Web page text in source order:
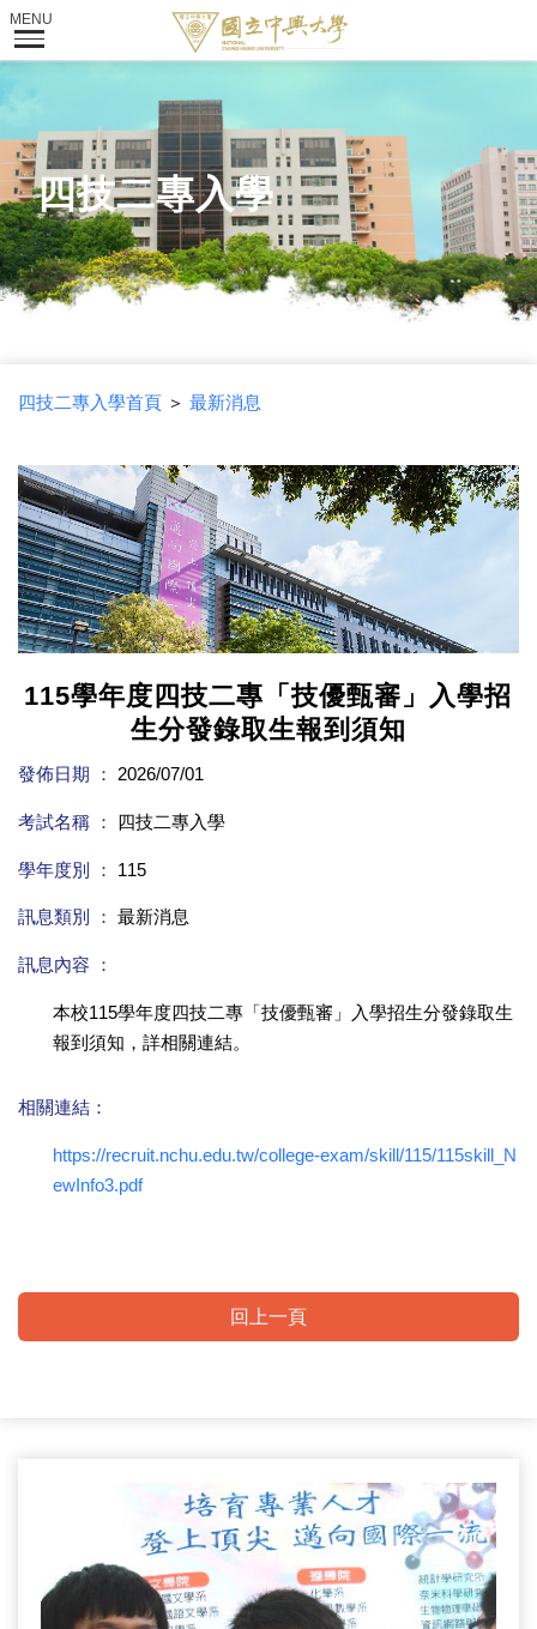
四技二專入學
四技二專入學首頁＞ 最新消息
115學年度四技二專「技優甄審」入學招
生分發錄取生報到須知
發佈日期 ： 2026/07/01
考試名稱 ： 四技二專入學
學年度別 ： 115
訊息類別 ： 最新消息
訊息內容 ：
本校115學年度四技二專「技優甄審」入學招生分發錄取生
報到須知，詳相關連結。
相關連結：
https://recruit.nchu.edu.tw/college-exam/skill/115/115skill_N
ewInfo3.pdf
回上一頁